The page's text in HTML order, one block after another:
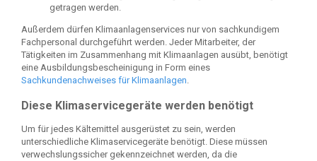
getragen werden.
Außerdem dürfen Klimaanlagenservices nur von sachkundigem
Fachpersonal durchgeführt werden. Jeder Mitarbeiter, der
Tätigkeiten im Zusammenhang mit Klimaanlagen ausübt, benötigt
eine Ausbildungsbescheinigung in Form eines
Sachkundenachweises für Klimaanlagen.
Diese Klimaservicegeräte werden benötigt
Um für jedes Kältemittel ausgerüstet zu sein, werden
unterschiedliche Klimaservicegeräte benötigt. Diese müssen
verwechslungssicher gekennzeichnet werden, da die